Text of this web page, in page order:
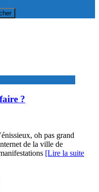
?
oh pas grand
de la ville de
[Lire la suite